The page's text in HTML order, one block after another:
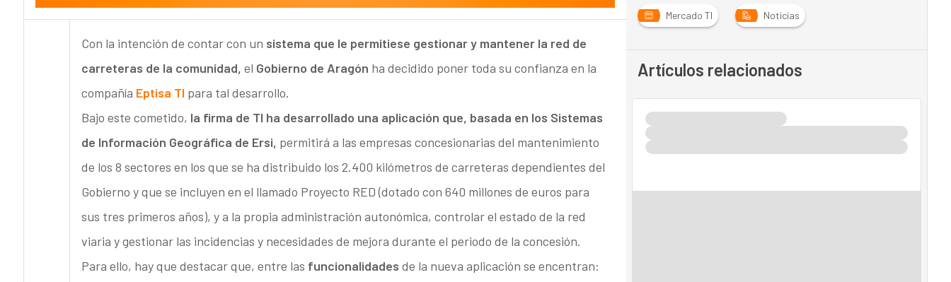
Con la intención de contar con un sistema que le permitiese gestionar y mantener la red de
carreteras de la comunidad, el Gobierno de Aragón ha decidido poner toda su confianza en la
compañía Eptisa TI para tal desarrollo.
Bajo este cometido, la firma de TI ha desarrollado una aplicación que, basada en los Sistemas
de Información Geográfica de Ersi, permitirá a las empresas concesionarias del mantenimiento
de los 8 sectores en los que se ha distribuido los 2.400 kilómetros de carreteras dependientes del
Gobierno y que se incluyen en el llamado Proyecto RED (dotado con 640 millones de euros para
sus tres primeros años), y a la propia administración autonómica, controlar el estado de la red
viaria y gestionar las incidencias y necesidades de mejora durante el periodo de la concesión.
Para ello, hay que destacar que, entre las funcionalidades de la nueva aplicación se encentran:
Mercado TI Noticias
Artículos relacionados